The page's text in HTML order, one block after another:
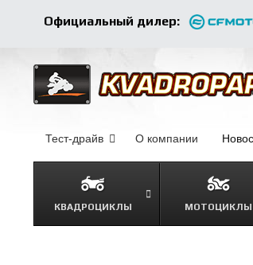
Официальный дилер:
Тест-драйв О компании
КВАДРОЦИКЛЫ МОТОЦИКЛЫ